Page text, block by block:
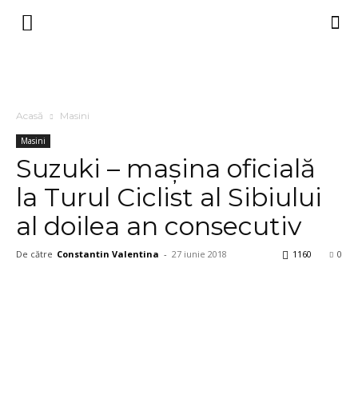
Acasă Masini
Masini
Suzuki – mașina oficială
la Turul Ciclist al Sibiului
al doilea an consecutiv
De către Constantin Valentina - 27 iunie 2018 0
1160